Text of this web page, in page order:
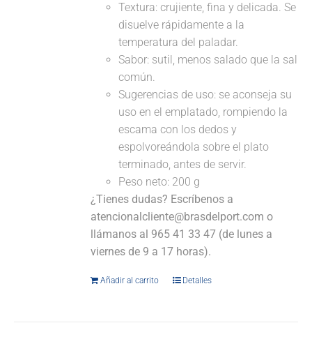
Textura: crujiente, fina y delicada. Se
disuelve rápidamente a la
temperatura del paladar.
Sabor: sutil, menos salado que la sal
común.
Sugerencias de uso: se aconseja su
uso en el emplatado, rompiendo la
escama con los dedos y
espolvoreándola sobre el plato
terminado, antes de servir.
Peso neto: 200 g
¿Tienes dudas? Escríbenos a
atencionalcliente@brasdelport.com o
llámanos al 965 41 33 47 (de lunes a
viernes de 9 a 17 horas).
Añadir al carrito Detalles